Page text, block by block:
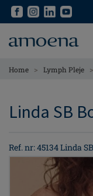
Skip
content
Skip
content
Home > Lymph Pleje >
Linda SB
Ref. nr: 45134 Linda